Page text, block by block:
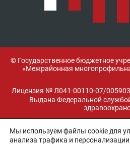
© Государственное бюджетное
«Межрайонная
Лицензия № Л041-00110-07/
Выдана Федеральной
Разработка и
Мы используем файлы cookie для
анализа трафика и